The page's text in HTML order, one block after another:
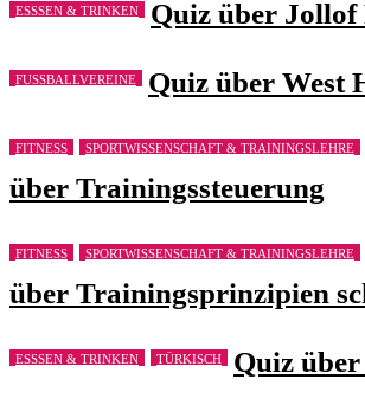
ESSSEN & TRINKEN Quiz über Jollof
FUSSBALLVEREINE Quiz über West
FITNESS SPORTWISSENSCHAFT & TRAININGSLEHRE
über Trainingssteuerung
FITNESS SPORTWISSENSCHAFT & TRAININGSLEHRE
über Trainingsprinzipien
ESSSEN & TRINKEN TÜRKISCH Quiz